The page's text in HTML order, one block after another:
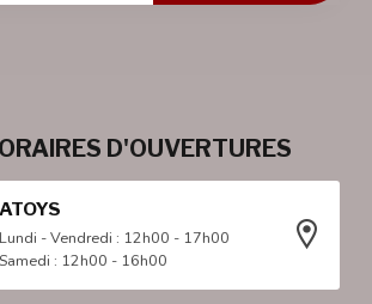
D'OUVERTURES
ATOYS
Lundi - Vendredi : 12h00 - 17h00
Samedi : 12h00 - 16h00